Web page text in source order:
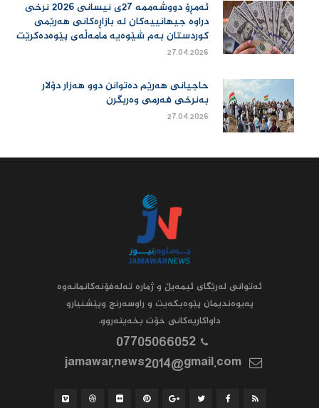
ئەمڕۆ دووشەممە 27ی نیسانی 2026 نرخی
دراوە جیهانییەكان لە بازاڕەكانی هەرێمی
كوردستان بەم شێوەیە مامەڵەی پێوەدەكرێت
27.04.2026
حاجیانی هەرێم دەتوانن دوو هەزار دۆلار
بەنرخی فەرمی وەربگرن
27.04.2026
ئه‌توانى له‌رێگاى ئیمه‌یڵ و ژماره‌ ته‌له‌فۆنه‌کانمانه‌وه‌
په‌یوه‌ندیمان پێوه‌بکه‌یت و راوسه‌رنج وپێشنیارو
داواکاریه‌کانى خۆت بخه‌یته‌روو.
07705066052
jamawar.news2014@gmail.com